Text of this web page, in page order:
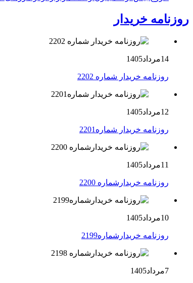
روزنامه خریدار
14مرداد1405
روزنامه خریدار شماره 2202
12مرداد1405
روزنامه خریدار شماره2201
11مرداد1405
روزنامه خریدارشماره 2200
10مرداد1405
روزنامه خریدارشماره2199
7مرداد1405